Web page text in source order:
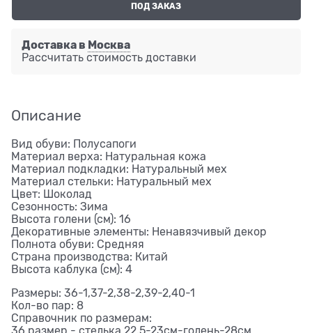
ПОД ЗАКАЗ
Доставка в Москва
Рассчитать стоимость доставки
Описание
Вид обуви: Полусапоги
Материал верха: Натуральная кожа
Материал подкладки: Натуральный мех
Материал стельки: Натуральный мех
Цвет: Шоколад
Сезонность: Зима
Высота голени (см): 16
Декоративные элементы: Ненавязчивый декор
Полнота обуви: Средняя
Страна производства: Китай
Высота каблука (см): 4
Размеры: 36-1,37-2,38-2,39-2,40-1
Кол-во пар: 8
Справочник по размерам: